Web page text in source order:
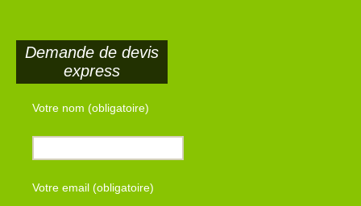
Demande de devis
express
Votre nom (obligatoire)
Votre email (obligatoire)